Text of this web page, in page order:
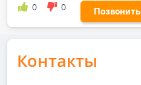
0 0 Позвонить
Контакты